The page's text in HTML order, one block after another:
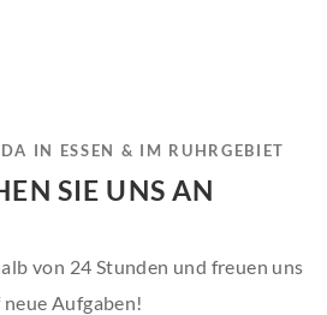
IN ESSEN & IM RUHRGEBIET
SIE UNS AN
von 24 Stunden und freuen uns
neue Aufgaben!